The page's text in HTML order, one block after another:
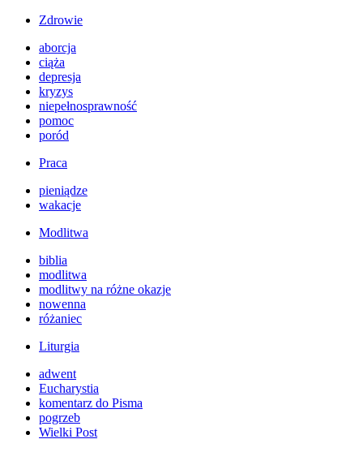
Zdrowie
aborcja
ciąża
depresja
kryzys
niepełnosprawność
pomoc
poród
Praca
pieniądze
wakacje
Modlitwa
biblia
modlitwa
modlitwy na różne okazje
nowenna
różaniec
Liturgia
adwent
Eucharystia
komentarz do Pisma
pogrzeb
Wielki Post